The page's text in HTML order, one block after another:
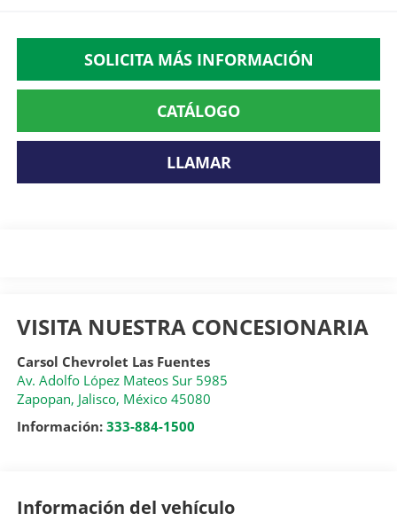
SOLICITA MÁS INFORMACIÓN
CATÁLOGO
LLAMAR
VISITA NUESTRA CONCESIONARIA
Carsol Chevrolet Las Fuentes
Av. Adolfo López Mateos Sur 5985
Zapopan, Jalisco, México 45080
Información: 333-884-1500
Información del vehículo